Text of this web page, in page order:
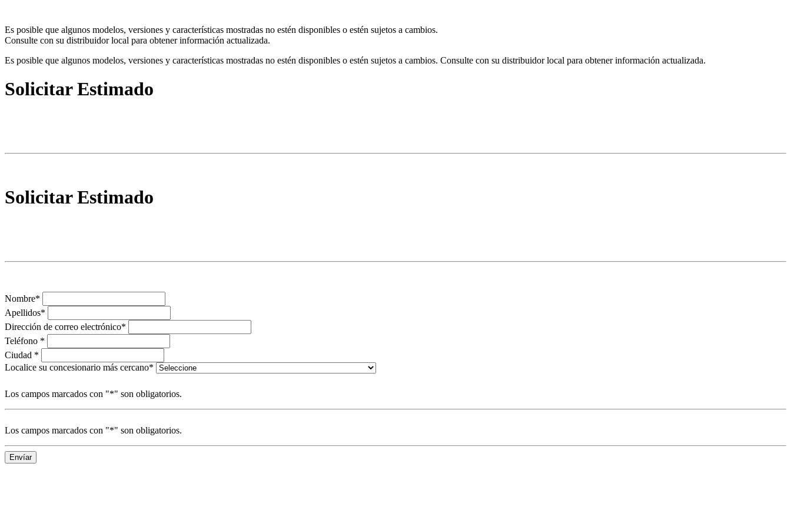
Es posible que algunos modelos, versiones y características mostradas no estén disponibles o estén sujetos a cambios.
Consulte con su distribuidor local para obtener información actualizada.
Es posible que algunos modelos, versiones y características mostradas no estén disponibles o estén sujetos a cambios. Consulte con su distribuidor local para obtener información actualizada.
Solicitar Estimado
Solicitar Estimado
Nombre*
Apellidos*
Dirección de correo electrónico*
Teléfono *
Ciudad *
Localice su concesionario más cercano*
Los campos marcados con "*" son obligatorios.
Los campos marcados con "*" son obligatorios.
Envíar